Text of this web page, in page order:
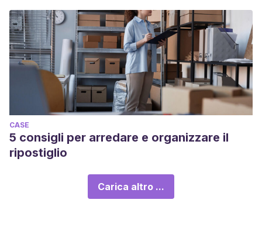
CASE
5 consigli per arredare e organizzare il
ripostiglio
Carica altro ...